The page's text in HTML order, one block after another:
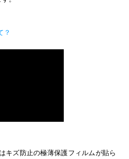
？
キズ防止の極薄保護フィルムが貼ら